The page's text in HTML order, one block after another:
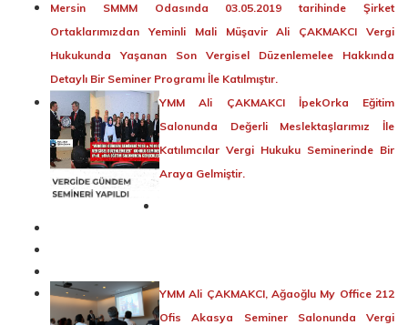
Mersin SMMM Odasında 03.05.2019 tarihinde Şirket
Ortaklarımızdan Yeminli Mali Müşavir Ali ÇAKMAKCI Vergi
Hukukunda Yaşanan Son Vergisel Düzenlemelee Hakkında
Detaylı Bir Seminer Programı İle Katılmıştır.
YMM Ali ÇAKMAKCI İpekOrka Eğitim
Salonunda Değerli Meslektaşlarımız İle
Katılımcılar Vergi Hukuku Seminerinde Bir
Araya Gelmiştir.
YMM Ali ÇAKMAKCI, Ağaoğlu My Office 212
Ofis Akasya Seminer Salonunda Vergi